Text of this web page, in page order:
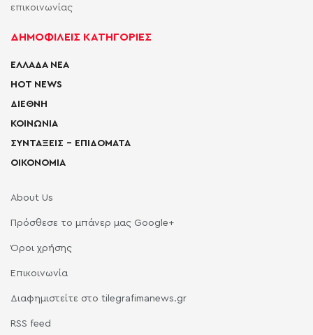
επικοινωνίας
ΔΗΜΟΦΙΛΕΙΣ ΚΑΤΗΓΟΡΙΕΣ
ΕΛΛΑΔΑ ΝΕΑ
HOT NEWS
ΔΙΕΘΝΗ
ΚΟΙΝΩΝΙΑ
ΣΥΝΤΑΞΕΙΣ – ΕΠΙΔΟΜΑΤΑ
ΟΙΚΟΝΟΜΙΑ
About Us
Πρόσθεσε το μπάνερ μας Google+
Όροι χρήσης
Επικοινωνία
Διαφημιστείτε στο tilegrafimanews.gr
RSS feed